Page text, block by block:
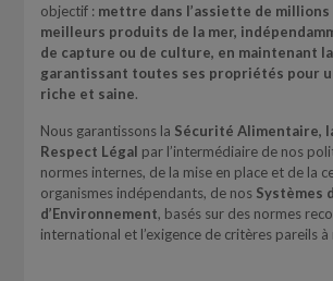
objectif : mettre dans l’assiette de millions
meilleurs produits de la mer,
de capture ou de culture, en maintenant
garantissant toutes ses propriétés pour
riche et saine.
Nous garantissons la Sécurité Alimentaire,
Respect Légal par l’intermédiaire de nos
normes internes, de la mise en place et de la
organismes indépendants, de nos Systèmes
d’Environnement, basés sur des normes
international et l’exigence de critères pareils à